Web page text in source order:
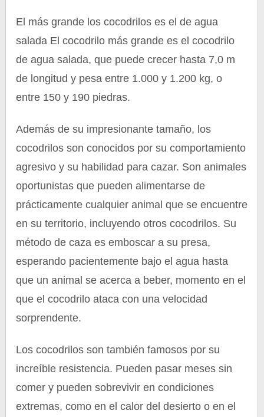
El más grande los cocodrilos es el de agua
salada El cocodrilo más grande es el cocodrilo
de agua salada, que puede crecer hasta 7,0 m
de longitud y pesa entre 1.000 y 1.200 kg, o
entre 150 y 190 piedras.
Además de su impresionante tamaño, los
cocodrilos son conocidos por su comportamiento
agresivo y su habilidad para cazar. Son animales
oportunistas que pueden alimentarse de
prácticamente cualquier animal que se encuentre
en su territorio, incluyendo otros cocodrilos. Su
método de caza es emboscar a su presa,
esperando pacientemente bajo el agua hasta
que un animal se acerca a beber, momento en el
que el cocodrilo ataca con una velocidad
sorprendente.
Los cocodrilos son también famosos por su
increíble resistencia. Pueden pasar meses sin
comer y pueden sobrevivir en condiciones
extremas, como en el calor del desierto o en el